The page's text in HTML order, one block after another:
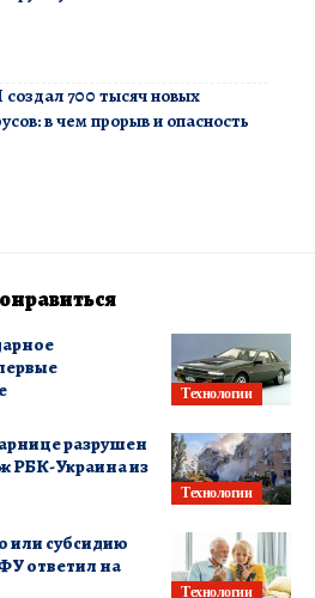
700 тысяч новых
в чем прорыв и опасность
Технологии
Технологии
разрушен
РБК-Украина из
Технологии
или субсидию
ответил на